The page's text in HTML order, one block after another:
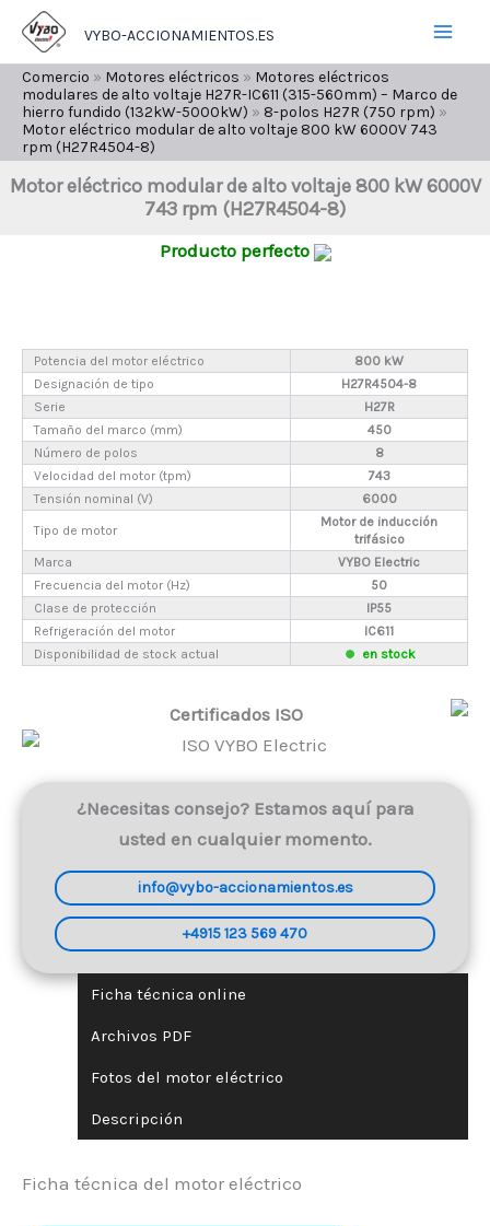
contenido
VYBO-ACCIONAMIENTOS.ES
Comercio » Motores eléctricos » Motores eléctricos
modulares de alto voltaje H27R-IC611 (315-560mm) – Marco de
hierro fundido (132kW-5000kW) » 8-polos H27R (750 rpm) »
Motor eléctrico modular de alto voltaje 800 kW 6000V 743
rpm (H27R4504-8)
Motor eléctrico modular de alto voltaje 800 kW 6000V
743 rpm (H27R4504-8)
Producto perfecto
Potencia del motor eléctrico
800 kW
Designación de tipo
H27R4504-8
Serie
H27R
Tamaño del marco (mm)
450
Número de polos
8
Velocidad del motor (tpm)
743
Tensión nominal (V)
6000
Tipo de motor
Motor de inducción
trifásico
Marca
VYBO Electric
Frecuencia del motor (Hz)
50
Clase de protección
IP55
Refrigeración del motor
IC611
Disponibilidad de stock actual
en stock
Certificados ISO
¿Necesitas consejo? Estamos aquí para
usted en cualquier momento.
info@vybo-accionamientos.es
+4915 123 569 470
Ficha técnica online
Archivos PDF
Fotos del motor eléctrico
Descripción
Ficha técnica del motor eléctrico